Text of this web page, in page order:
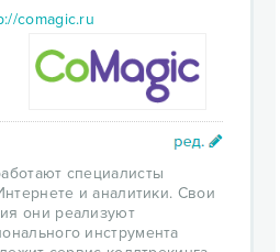
comagic.ru
специалисты
и аналитики. Свои
они реализуют
инструмента